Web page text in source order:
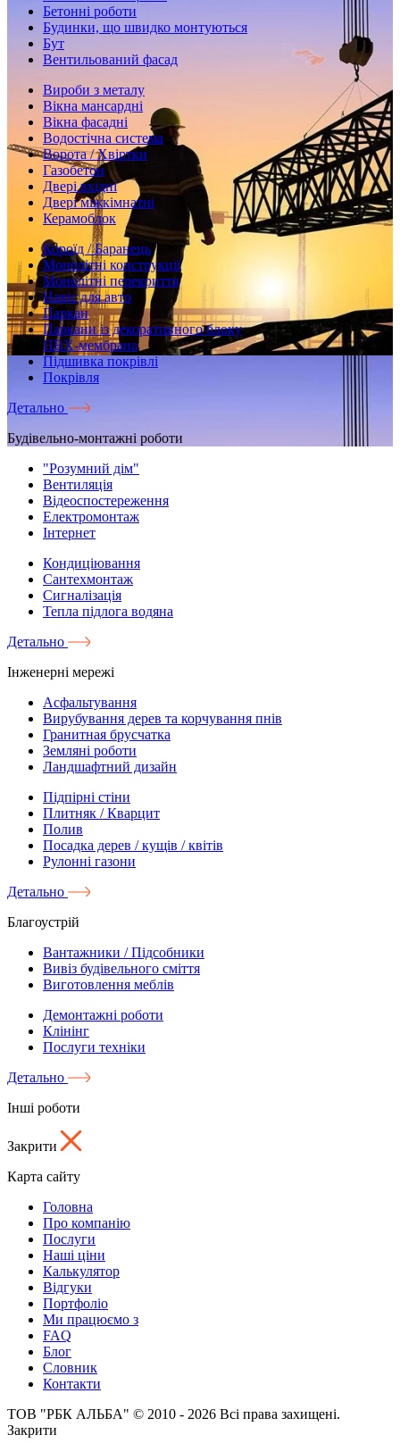
Бетонні роботи
Будинки, що швидко монтуються
Бут
Вентильований фасад
Вироби з металу
Вікна мансардні
Вікна фасадні
Водостічна система
Ворота / Хвіртки
Газобетон
Двері вхідні
Двері міжкімнатні
Керамоблок
Короїд / Баранець
Монолітні конструкції
Монолітні перекриття
Навіс для авто
Паркан
Паркани із декоративного блоку
ПВХ-мембрана
Підшивка покрівлі
Покрівля
Детально
Будівельно-монтажні роботи
"Розумний дім"
Вентиляція
Відеоспостереження
Електромонтаж
Інтернет
Кондиціювання
Сантехмонтаж
Сигналізація
Тепла підлога водяна
Детально
Інженерні мережі
Асфальтування
Вирубування дерев та корчування пнів
Гранитная брусчатка
Земляні роботи
Ландшафтний дизайн
Підпірні стіни
Плитняк / Кварцит
Полив
Посадка дерев / кущів / квітів
Рулонні газони
Детально
Благоустрій
Вантажники / Підсобники
Вивіз будівельного сміття
Виготовлення меблів
Демонтажні роботи
Клінінг
Послуги техніки
Детально
Інші роботи
Закрити
Карта сайту
Головна
Про компанію
Послуги
Наші ціни
Калькулятор
Відгуки
Портфоліо
Ми працюємо з
FAQ
Блог
Словник
Контакти
ТОВ "РБК АЛЬБА" © 2010 - 2026 Всі права захищені.
Закрити